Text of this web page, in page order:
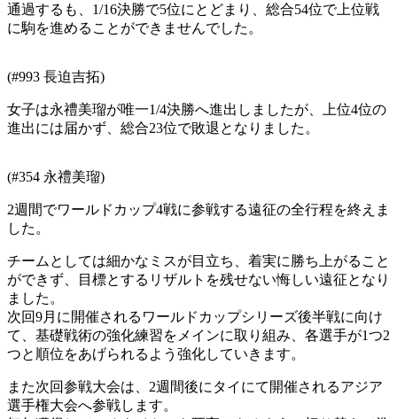
通過するも、1/16決勝で5位にとどまり、総合54位で上位戦
に駒を進めることができませんでした。
(#993 長迫吉拓)
女子は永禮美瑠が唯一1/4決勝へ進出しましたが、上位4位の
進出には届かず、総合23位で敗退となりました。
(#354 永禮美瑠)
2週間でワールドカップ4戦に参戦する遠征の全行程を終えま
した。
チームとしては細かなミスが目立ち、着実に勝ち上がること
ができず、目標とするリザルトを残せない悔しい遠征となり
ました。
次回9月に開催されるワールドカップシリーズ後半戦に向け
て、基礎戦術の強化練習をメインに取り組み、各選手が1つ2
つと順位をあげられるよう強化していきます。
また次回参戦大会は、2週間後にタイにて開催されるアジア
選手権大会へ参戦します。